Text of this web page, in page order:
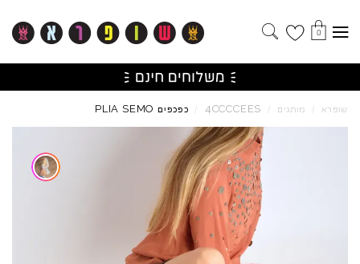
0
שופרא / מותגים /
4CCCCEES
/ כפכפים PLIA SEMO
Skip to product reviews